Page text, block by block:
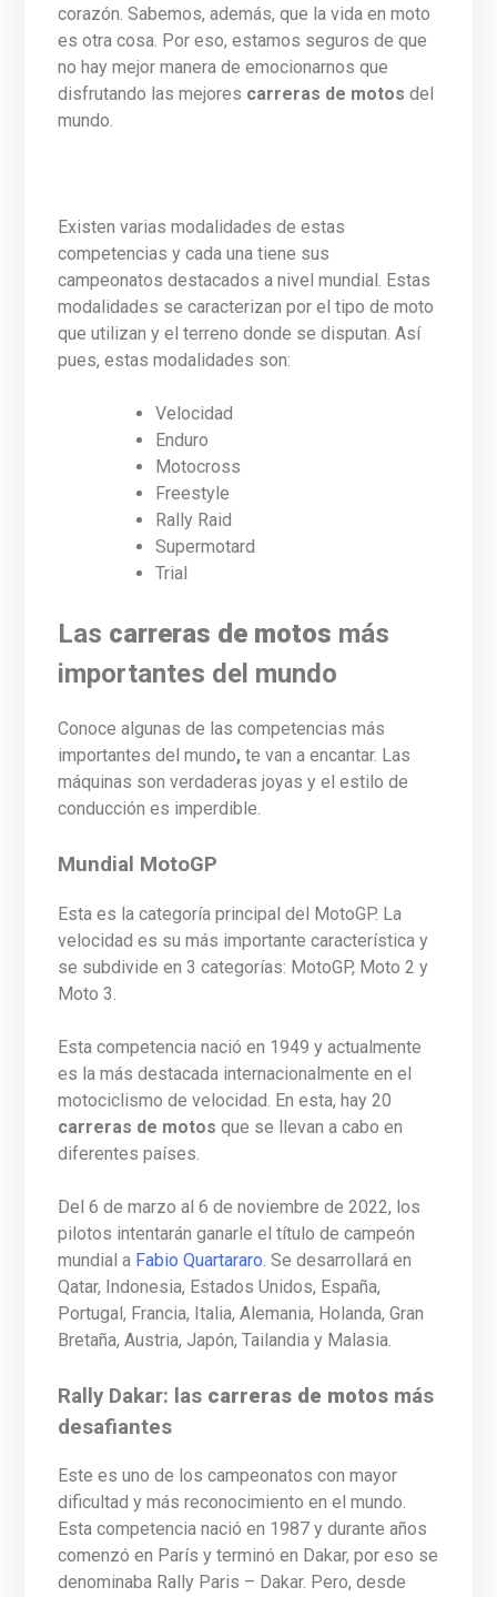
corazón. Sabemos, además, que la vida en moto
es otra cosa. Por eso, estamos seguros de que
no hay mejor manera de emocionarnos que
disfrutando las mejores carreras de motos del
mundo.
Existen varias modalidades de estas
competencias y cada una tiene sus
campeonatos destacados a nivel mundial. Estas
modalidades se caracterizan por el tipo de moto
que utilizan y el terreno donde se disputan. Así
pues, estas modalidades son:
Velocidad
Enduro
Motocross
Freestyle
Rally Raid
Supermotard
Trial
Las carreras de motos más
importantes del mundo
Conoce algunas de las competencias más
importantes del mundo,te van a encantar. Las
máquinas son verdaderas joyas y el estilo de
conducción es imperdible.
Mundial MotoGP
Esta es la categoría principal del MotoGP. La
velocidad es su más importante característica y
se subdivide en 3 categorías: MotoGP, Moto 2 y
Moto 3.
Esta competencia nació en 1949 y actualmente
es la más destacada internacionalmente en el
motociclismo de velocidad. En esta, hay 20
carreras de motos que se llevan a cabo en
diferentes países.
Del 6 de marzo al 6 de noviembre de 2022, los
pilotos intentarán ganarle el título de campeón
mundial a Fabio Quartararo . Se desarrollará en
Qatar, Indonesia, Estados Unidos, España,
Portugal, Francia, Italia, Alemania, Holanda, Gran
Bretaña, Austria, Japón, Tailandia y Malasia.
Rally Dakar: las carreras de motos más
desafiantes
Este es uno de los campeonatos con mayor
dificultad y más reconocimiento en el mundo.
Esta competencia nació en 1987 y durante años
comenzó en París y terminó en Dakar, por eso se
denominaba Rally Paris – Dakar. Pero, desde